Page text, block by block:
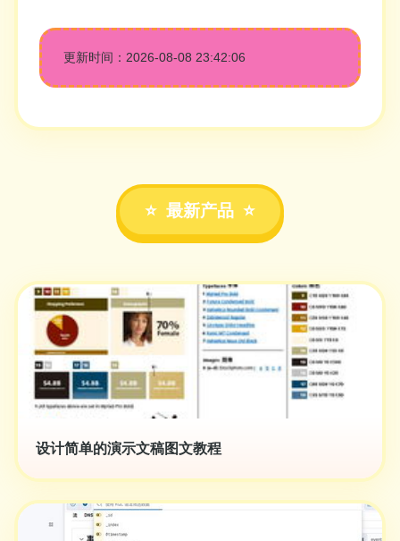
更新时间：2026-08-08 23:42:06
最新产品
设计简单的演示文稿图文教程